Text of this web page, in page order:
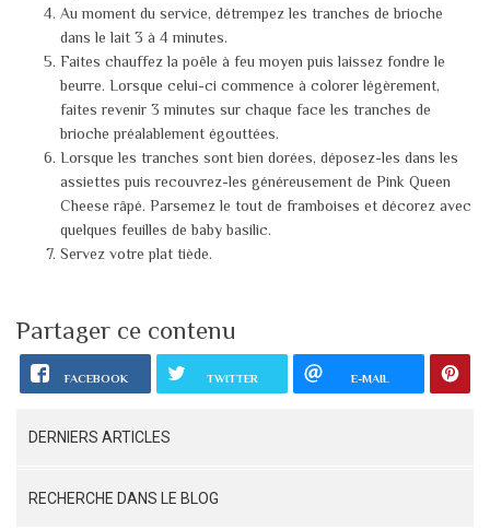
Au moment du service, détrempez les tranches de brioche
dans le lait 3 à 4 minutes.
Faites chauffez la poêle à feu moyen puis laissez fondre le
beurre. Lorsque celui-ci commence à colorer légèrement,
faites revenir 3 minutes sur chaque face les tranches de
brioche préalablement égouttées.
Lorsque les tranches sont bien dorées, déposez-les dans les
assiettes puis recouvrez-les généreusement de Pink Queen
Cheese râpé. Parsemez le tout de framboises et décorez avec
quelques feuilles de baby basilic.
Servez votre plat tiède.
Partager ce contenu
FACEBOOK TWITTER E-MAIL
DERNIERS ARTICLES
RECHERCHE DANS LE BLOG